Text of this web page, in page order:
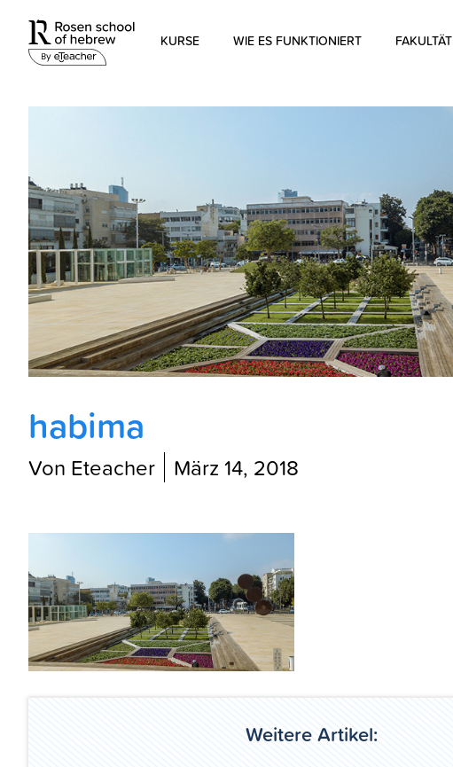
KURSE WIE ES FUNKTIONIERT FAKULTÄT
habima
Von Eteacher März 14, 2018
Weitere Artikel: